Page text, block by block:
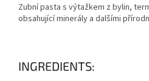
Zubní pasta s výtažkem z bylin,
obsahující minerály a dalšími
INGREDIENTS: